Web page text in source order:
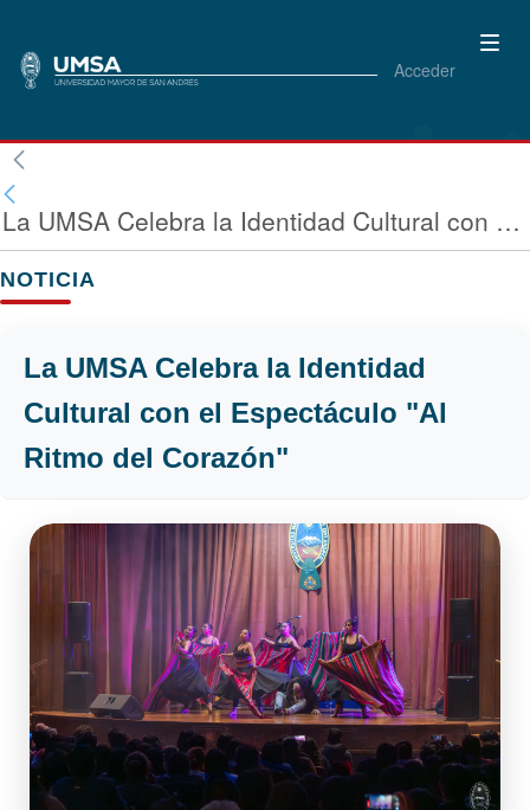
Acceder
La UMSA Celebra la Identidad Cultural con el Espectáculo "Al Ritmo del Corazón"
NOTICIA
La UMSA Celebra la Identidad
Cultural con el Espectáculo "Al
Ritmo del Corazón"